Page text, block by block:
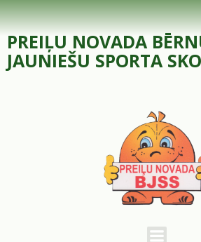
Skip
to
content
PREIĻU NOVADA
JAUNIEŠU SPORTA